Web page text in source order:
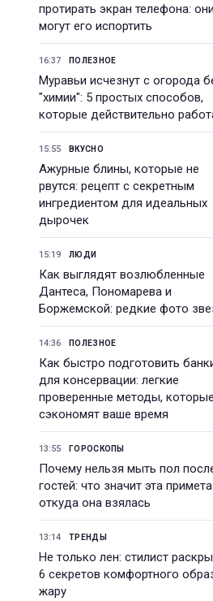
протирать экран телефона: они
могут его испортить
16:37 ПОЛЕЗНОЕ
Муравьи исчезнут с огорода
"химии": 5 простых способов,
которые действительно
15:55 ВКУСНО
Ажурные блины, которые не
рвутся: рецепт с секретным
ингредиентом для идеальных
дырочек
15:19 ЛЮДИ
Как выглядят возлюбленные
Дантеса, Пономарева и
Боржемской: редкие фото
14:36 ПОЛЕЗНОЕ
Как быстро подготовить
для консервации: легкие
проверенные методы, которые
сэкономят ваше время
13:55 ГОРОСКОПЫ
Почему нельзя мыть пол
гостей: что значит эта
откуда она взялась
13:14 ТРЕНДЫ
Не только лен: стилист
6 секретов комфортного
жару